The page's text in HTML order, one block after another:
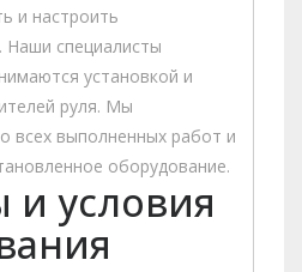
и настроить
Наши специалисты
установкой и
руля. Мы
всех выполненных работ и
оборудование.
и условия